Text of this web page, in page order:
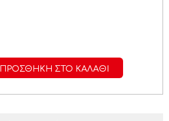
ΠΡΟΣΘΉΚΗ ΣΤΟ ΚΑΛΆΘΙ